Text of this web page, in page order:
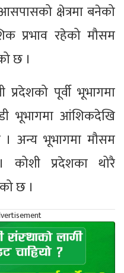
क्षेत्रमा बनेको
प्रभाव रहेको मौसम
छ ।
पूर्वी भूभागमा
भूभागमा आंशिकदेखि
अन्य भूभागमा मौसम
प्रदेशका थोरै
छ ।